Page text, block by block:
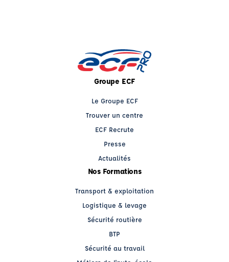
Groupe ECF
Le Groupe ECF
Trouver un centre
ECF Recrute
Presse
Actualités
Nos Formations
Transport & exploitation
Logistique & levage
Sécurité routière
BTP
Sécurité au travail